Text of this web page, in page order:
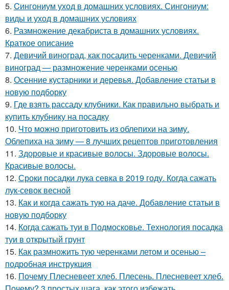
5. Cингониум уход в домашних условиях. Сингониум:
виды и уход в домашних условиях
6. Размножение декабриста в домашних условиях.
Краткое описание
7. Девичий виноград, как посадить черенками. Девичий
виноград — размножение черенками осенью
8. Осенние кустарники и деревья. Добавление статьи в
новую подборку
9. Где взять рассаду клубники. Как правильно выбрать и
купить клубнику на посадку
10. Что можно приготовить из облепихи на зиму.
Облепиха на зиму — 8 лучших рецептов приготовления
11. Здоровые и красивые волосы. Здоровые волосы.
Красивые волосы.
12. Сроки посадки лука севка в 2019 году. Когда сажать
лук-севок весной
13. Как и когда сажать тую на даче. Добавление статьи в
новую подборку
14. Когда сажать туи в Подмосковье. Технология посадка
туи в открытый грунт
15. Как размножить тую черенками летом и осенью –
подробная инструкция
16. Почему Плесневеет хлеб. Плесень. Плесневеет хлеб.